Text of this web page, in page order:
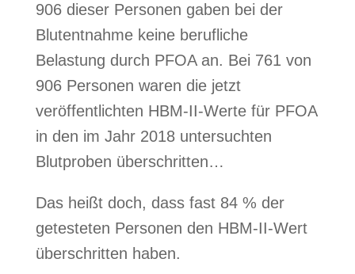
906 dieser Personen gaben bei der
Blutentnahme keine berufliche
Belastung durch PFOA an. Bei 761 von
906 Personen waren die jetzt
veröffentlichten HBM-II-Werte für PFOA
in den im Jahr 2018 untersuchten
Blutproben überschritten…
Das heißt doch, dass fast 84 % der
getesteten Personen den HBM-II-Wert
überschritten haben.